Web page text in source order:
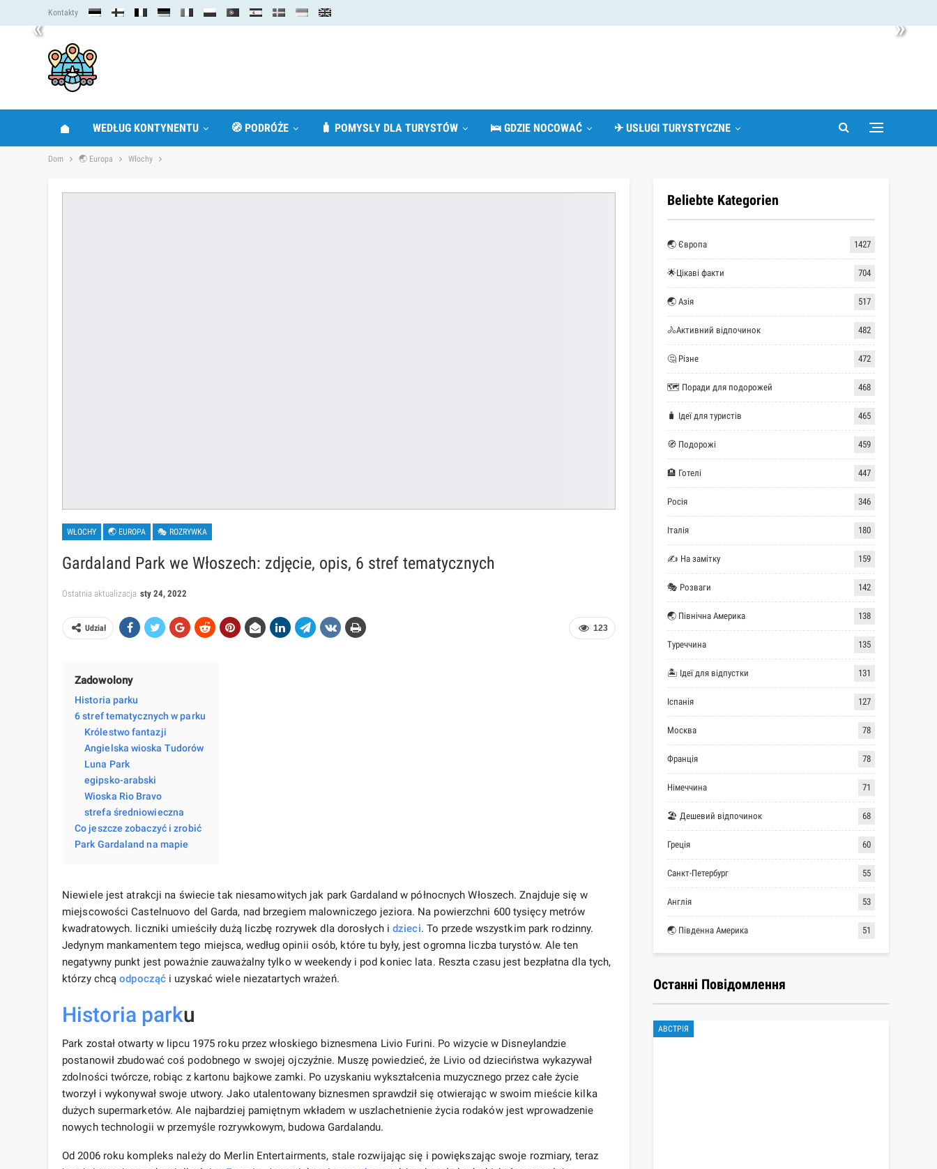
« »
Kontakty
WEDŁUG KONTYNENTU 🧭 PODRÓŻE 🧳 POMYSŁY DLA TURYSTÓW 🛌 GDZIE NOCOWAĆ ✈ USŁUGI TURYSTYCZNE
Dom 🌏 Europa Włochy
WŁOCHY 🌏 EUROPA 🎭 ROZRYWKA
Gardaland Park we Włoszech: zdjęcie, opis, 6 stref tematycznych
Ostatnia aktualizacja sty 24, 2022
123
Udział
Zadowolony
Historia parku
6 stref tematycznych w parku
Królestwo fantazji
Angielska wioska Tudorów
Luna Park
egipsko-arabski
Wioska Rio Bravo
strefa średniowieczna
Co jeszcze zobaczyć i zrobić
Park Gardaland na mapie
Niewiele jest atrakcji na świecie tak niesamowitych jak park Gardaland w północnych Włoszech. Znajduje się w
miejscowości Castelnuovo del Garda, nad brzegiem malowniczego jeziora. Na powierzchni 600 tysięcy metrów
kwadratowych. liczniki umieściły dużą liczbę rozrywek dla dorosłych idzieci. To przede wszystkim park rodzinny.
Jedynym mankamentem tego miejsca, według opinii osób, które tu były, jest ogromna liczba turystów. Ale ten
negatywny punkt jest poważnie zauważalny tylko w weekendy i pod koniec lata. Reszta czasu jest bezpłatna dla tych,
którzy chcąodpocząć i uzyskać wiele niezatartych wrażeń.
Historia parku
Park został otwarty w lipcu 1975 roku przez włoskiego biznesmena Livio Furini. Po wizycie w Disneylandzie
postanowił zbudować coś podobnego w swojej ojczyźnie. Muszę powiedzieć, że Livio od dzieciństwa wykazywał
zdolności twórcze, robiąc z kartonu bajkowe zamki. Po uzyskaniu wykształcenia muzycznego przez całe życie
tworzył i wykonywał swoje utwory. Jako utalentowany biznesmen sprawdził się otwierając w swoim mieście kilka
dużych supermarketów. Ale najbardziej pamiętnym wkładem w uszlachetnienie życia rodaków jest wprowadzenie
nowych technologii w przemyśle rozrywkowym, budowa Gardalandu.
Od 2006 roku kompleks należy do Merlin Entertairments, stale rozwijając się i powiększając swoje rozmiary, teraz
Beliebte Kategorien
🌏 Європа 1427
🌟Цікаві факти 704
🌏 Азія 517
🚴Активний відпочинок 482
🤔 Різне 472
🗺 Поради для подорожей 468
🧳 Ідеї для туристів 465
🧭 Подорожі 459
🏨 Готелі 447
Росія 346
Італія 180
✍ На замітку 159
🎭 Розваги 142
🌏 Північна Америка 138
Туреччина 135
🏝 Ідеї для відпустки 131
Іспанія 127
Москва 78
Франція 78
Німеччина 71
🏖 Дешевий відпочинок 68
Греція 60
Санкт-Петербург 55
Англія 53
🌏 Південна Америка 51
Останні Повідомлення
АВСТРІЯ